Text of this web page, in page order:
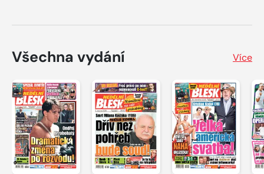
Všechna vydání Více